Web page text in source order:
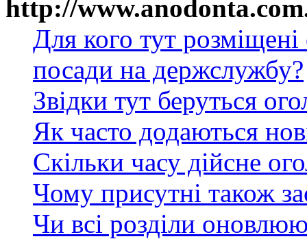
http://
Для кого тут
посади на держслужбу?
Звідки тут беруться
Як часто додаються
Скільки часу дійсне
Чому присутні також
Чи всі розділи